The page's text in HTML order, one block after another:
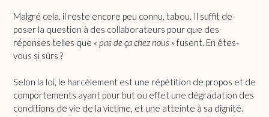
Malgré cela, il reste encore peu connu, tabou. Il suffit de
poser la question à des collaborateurs pour que des
réponses telles que « pas de ça chez nous » fusent. En êtes-
vous si sûrs ?
Selon la loi, le harcèlement est une répétition de propos et de
comportements ayant pour but ou effet une dégradation des
conditions de vie de la victime, et une atteinte à sa dignité.